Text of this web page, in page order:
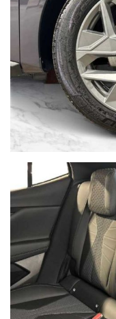
NON HAI
Compila il